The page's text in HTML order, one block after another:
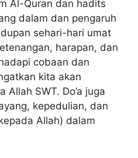
Al-Quran dan hadits
dalam dan pengaruh
sehari-hari umat
harapan, dan
cobaan dan
kita akan
SWT. Do’a juga
kepedulian, dan
Allah) dalam